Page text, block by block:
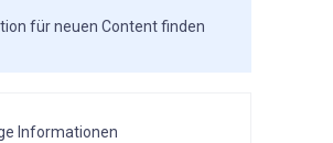
für neuen Content finden
Informationen